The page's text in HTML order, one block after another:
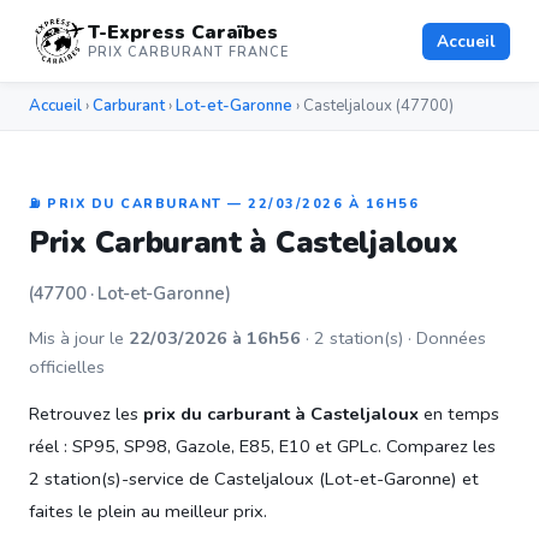
T-Express Caraïbes
PRIX CARBURANT FRANCE Accueil
Accueil ›Carburant›Lot-et-Garonne › Casteljaloux (47700)
⛽ PRIX DU CARBURANT — 22/03/2026 À 16H56
Prix Carburant à Casteljaloux
(47700 · Lot-et-Garonne)
Mis à jour le 22/03/2026 à 16h56 · 2 station(s) · Données
officielles
Retrouvez les prix du carburant à Casteljaloux en temps
réel : SP95, SP98, Gazole, E85, E10 et GPLc. Comparez les
2 station(s)-service de Casteljaloux (Lot-et-Garonne) et
faites le plein au meilleur prix.